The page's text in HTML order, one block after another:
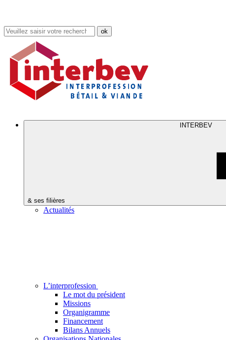
Rechercher
dans
site
INTERBEV
& ses filières
Actualités
L’interprofession
Le mot du président
Missions
Organigramme
Financement
Bilans Annuels